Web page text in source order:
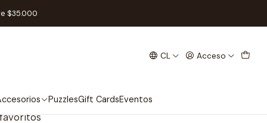
CL Acceso
PuzzlesGift CardsEventos
$35.000
Español
5-6 Jugadores -